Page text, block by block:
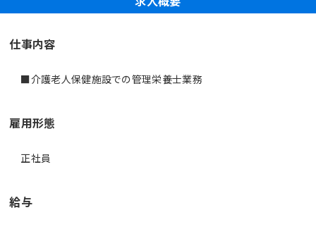
仕事内容
雇用形態
正社員
給与